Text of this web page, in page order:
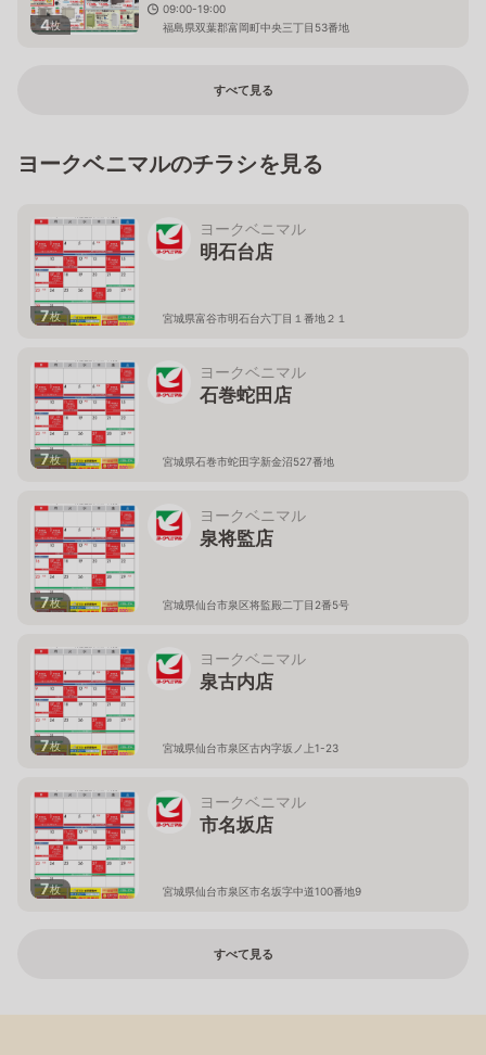
4枚
09:00-19:00
福島県双葉郡富岡町中央三丁目53番地
すべて見る
ヨークベニマルのチラシを見る
7枚
ヨークベニマル
明石台店
宮城県富谷市明石台六丁目１番地２１
7枚
ヨークベニマル
石巻蛇田店
宮城県石巻市蛇田字新金沼527番地
7枚
ヨークベニマル
泉将監店
宮城県仙台市泉区将監殿二丁目2番5号
7枚
ヨークベニマル
泉古内店
宮城県仙台市泉区古内字坂ノ上1-23
7枚
ヨークベニマル
市名坂店
宮城県仙台市泉区市名坂字中道100番地9
すべて見る